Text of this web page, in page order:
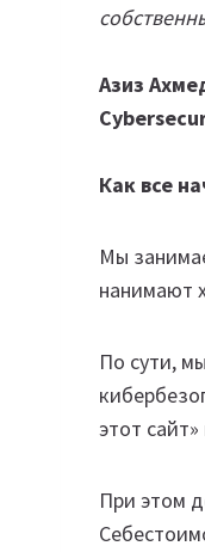
Азиз
Как все
Мы
нанимают
По сути,
этот
При этом